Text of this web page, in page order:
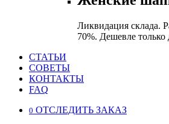
Ликвидация склада.
70%. Дешевле только
СТАТЬИ
СОВЕТЫ
КОНТАКТЫ
FAQ
0 ОТСЛЕДИТЬ ЗАКАЗ